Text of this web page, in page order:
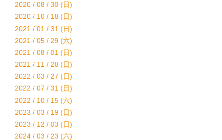
2020 / 08 / 30 (日)
2020 / 10 / 18 (日)
2021 / 01 / 31 (日)
2021 / 05 / 29 (六)
2021 / 08 / 01 (日)
2021 / 11 / 28 (日)
2022 / 03 / 27 (日)
2022 / 07 / 31 (日)
2022 / 10 / 15 (六)
2023 / 03 / 19 (日)
2023 / 12 / 03 (日)
2024 / 03 / 23 (六)